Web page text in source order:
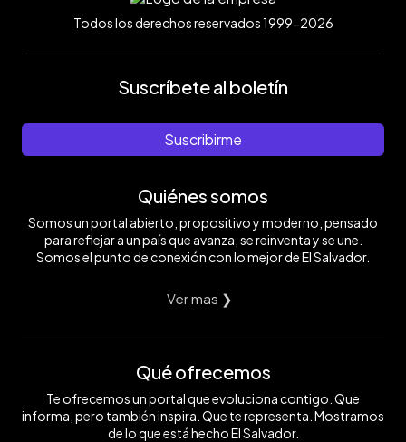
Todos los derechos reservados 1999-2026
Suscríbete al boletín
Suscribirme
Quiénes somos
Somos un portal abierto, propositivo y moderno, pensado
para reflejar a un país que avanza, se reinventa y se une.
Somos el punto de conexión con lo mejor de El Salvador.
Ver mas ❯
Qué ofrecemos
Te ofrecemos un portal que evoluciona contigo. Que
informa, pero también inspira. Que te representa. Mostramos
de lo que está hecho El Salvador.